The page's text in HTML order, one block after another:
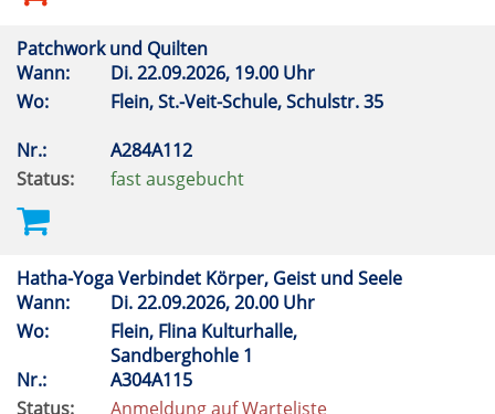
Patchwork und Quilten
Wann:
Di.22.09.2026, 19.00 Uhr
Wo:
Flein, St.-Veit-Schule, Schulstr. 35
Nr.:
A284A112
Status:
fast ausgebucht
Hatha-Yoga Verbindet Körper, Geist und Seele
Wann:
Di.22.09.2026, 20.00 Uhr
Wo:
Flein, Flina Kulturhalle,
Sandberghohle 1
Nr.:
A304A115
Status:
Anmeldung auf Warteliste